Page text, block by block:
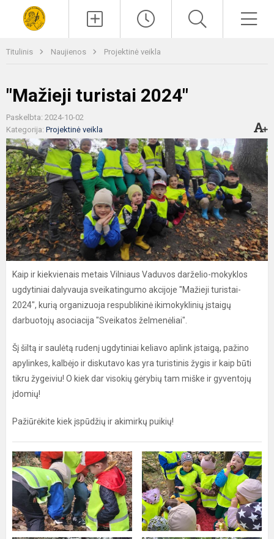
Titulinis Naujienos Projektinė veikla
"Mažieji turistai 2024"
Paskelbta: 2024-10-02
Kategorija: Projektinė veikla
Kaip ir kiekvienais metais Vilniaus Vaduvos darželio-mokyklos
ugdytiniai dalyvauja sveikatingumo akcijoje "Mažieji turistai-
2024", kurią organizuoja respublikinė ikimokyklinių įstaigų
darbuotojų asociacija "Sveikatos želmenėliai".
Šį šiltą ir saulėtą rudenį ugdytiniai keliavo aplink įstaigą, pažino
apylinkes, kalbėjo ir diskutavo kas yra turistinis žygis ir kaip būti
tikru žygeiviu! O kiek dar visokių gėrybių tam miške ir gyventojų
įdomių!
Pažiūrėkite kiek įspūdžių ir akimirkų puikių!